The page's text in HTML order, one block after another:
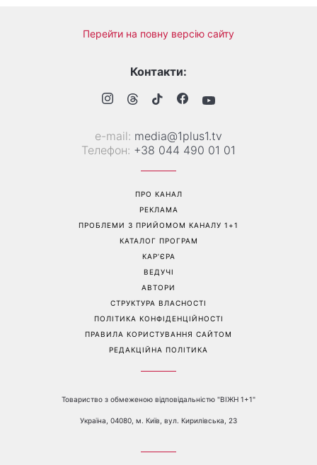
Більше не приховує кохану:
Володимир Дантес вперше
відкрито показався з новою
Гороскоп на 8 серпня для
всіх знаків зодіаку: кому
повернеться удача, а кому
варто сказати «ні»